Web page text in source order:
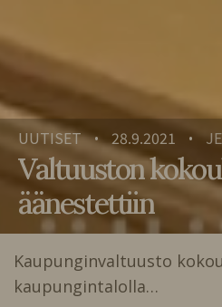
UUTISET • 28.9.2021 •
Valtuuston
äänestettiin
Kaupunginvaltuusto
kaupungintalolla…